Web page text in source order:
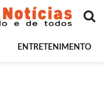
ENTRETENIMENTO